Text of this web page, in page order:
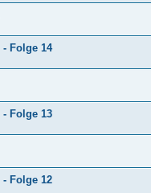
Folge 14
Folge 13
Folge 12